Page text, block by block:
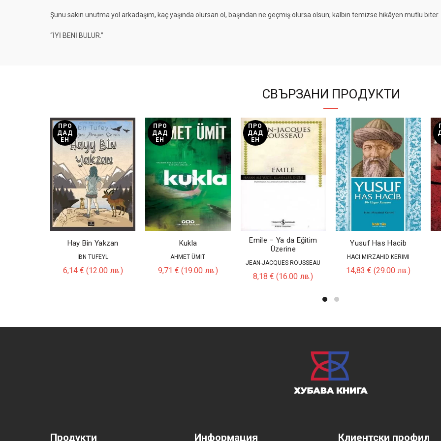
Şunu sakın unutma yol arkadaşım, kaç yaşında olursan ol, başından ne geçmiş olursa olsun; kalbin temizse hikâyen mutlu biter.
“İYİ BENİ BULUR.”
СВЪРЗАНИ ПРОДУКТИ
ПРО
ДАД
ЕН
Hay Bin Yakzan
İBN TUFEYL
6,14 € (12.00 лв.)
ПРО
ДАД
ЕН
Kukla
AHMET ÜMIT
9,71 € (19.00 лв.)
ПРО
ДАД
ЕН
Emile – Ya da Eğitim
Üzerine
JEAN-JACQUES ROUSSEAU
8,18€ (16.00 лв.)
Yusuf Has Hacib
HACI MIRZAHID KERIMI
14,83€ (29.00 лв.)
Продукти Информация Клиентски профил